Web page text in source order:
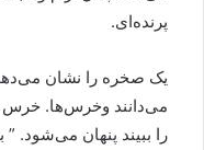
پرنده‌ای.
یک صخره را نشان
می‌دانند وخرس‌ها.
را ببیند پنهان می‌شود. ”